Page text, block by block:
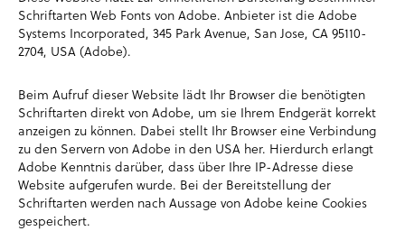
Schriftarten Web Fonts von Adobe. Anbieter ist die Adobe
Systems Incorporated, 345 Park Avenue, San Jose, CA 95110-
2704, USA (Adobe).
Beim Aufruf dieser Website lädt Ihr Browser die benötigten
Schriftarten direkt von Adobe, um sie Ihrem Endgerät korrekt
anzeigen zu können. Dabei stellt Ihr Browser eine Verbindung
zu den Servern von Adobe in den USA her. Hierdurch erlangt
Adobe Kenntnis darüber, dass über Ihre IP-Adresse diese
Website aufgerufen wurde. Bei der Bereitstellung der
Schriftarten werden nach Aussage von Adobe keine Cookies
gespeichert.